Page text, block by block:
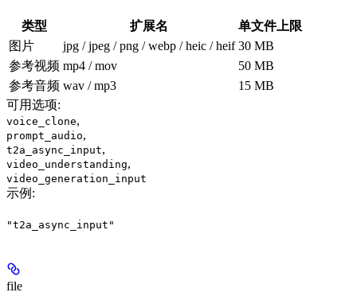
类型 扩展名
单文件上限
图片
jpg / jpeg / png / webp / heic / heif 30 MB
参考视频 mp4 / mov
50 MB
参考音频 wav / mp3
15 MB
可用选项:
voice_clone,
prompt_audio,
t2a_async_input,
video_understanding,
video_generation_input
示例 :
"t2a_async_input"
file